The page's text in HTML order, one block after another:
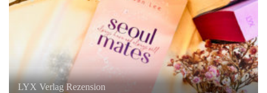
LYX Verlag Rezension